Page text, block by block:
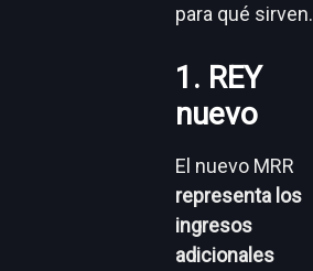
para qué sirven.
1. REY
nuevo
El nuevo MRR
representa los
ingresos
adicionales